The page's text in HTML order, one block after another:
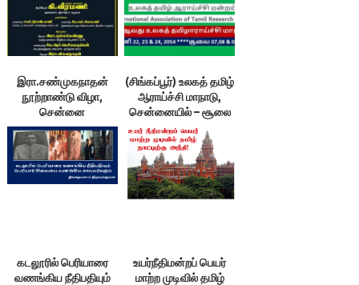
திருவள்ளுவன்
இரா.சண்முகநாதன்
நூற்றாண்டு விழா,
சென்னை
(சிங்கப்பூர்) உலகத் தமிழ்
ஆராய்ச்சி மாநாடு,
சென்னையில் – சூலை
7-9￼
கடலூரில் பெரியாரை
வணங்கிய நீதிபதியும்
உயர்நீதிமன்றப் பெயர்
மாற்ற முடிவில் தமிழ்